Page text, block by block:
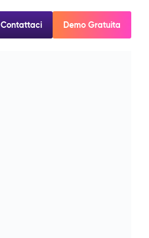
Contattaci Demo Gratuita